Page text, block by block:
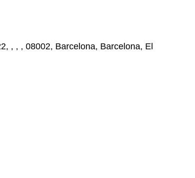
, , , 08002, Barcelona, Barcelona, El